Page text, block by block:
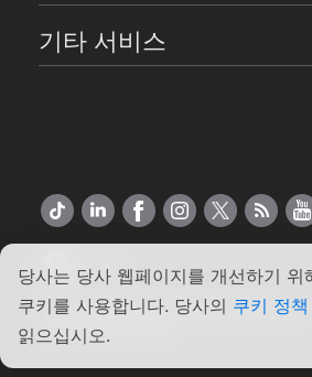
당사는 당사 웹페이지를 개선하기 위
쿠키를 사용합니다. 당사의 쿠키 정책
읽으십시오.
기타 서비스
Copyright ©2026 ASUSTOR Inc.
약관 | 개인 정보